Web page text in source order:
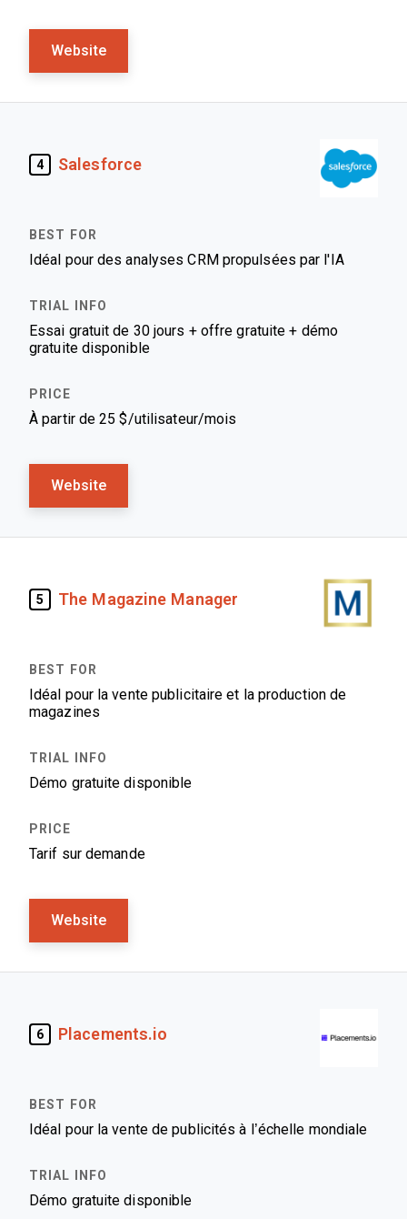
Website
4 Salesforce
Idéal pour des analyses CRM propulsées par l'IA
Essai gratuit de 30 jours + offre gratuite + démo
gratuite disponible
À partir de 25 $/utilisateur/mois
Website
5 The Magazine Manager
Idéal pour la vente publicitaire et la production de
magazines
Démo gratuite disponible
Tarif sur demande
Website
6 Placements.io
Idéal pour la vente de publicités à l’échelle mondiale
Démo gratuite disponible